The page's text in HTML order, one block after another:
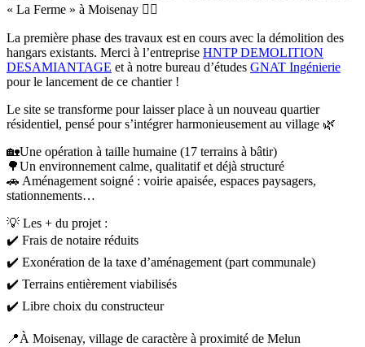
« La Ferme » à Moisenay 👷‍♂️
La première phase des travaux est en cours avec la démolition des
hangars existants. Merci à l’entreprise HNTP DEMOLITION
DESAMIANTAGE et à notre bureau d’études GNAT Ingénierie
pour le lancement de ce chantier !
Le site se transforme pour laisser place à un nouveau quartier
résidentiel, pensé pour s’intégrer harmonieusement au village 🌿
🏡Une opération à taille humaine (17 terrains à bâtir)
🌳Un environnement calme, qualitatif et déjà structuré
🚗 Aménagement soigné : voirie apaisée, espaces paysagers,
stationnements…
💡 Les + du projet :
✔️ Frais de notaire réduits
✔️ Exonération de la taxe d’aménagement (part communale)
✔️ Terrains entièrement viabilisés
✔️ Libre choix du constructeur
📍À Moisenay, village de caractère à proximité de Melun